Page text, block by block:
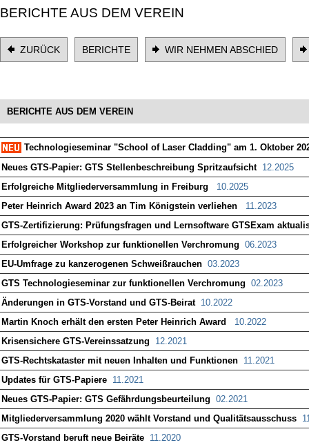
BERICHTE AUS DEM VEREIN
ZURÜCK BERICHTE WIR NEHMEN ABSCHIED
BERICHTE AUS DEM VEREIN
Technologieseminar "School of Laser Cladding" am 1. Oktober
Neues GTS-Papier: GTS Stellenbeschreibung Spritzaufsicht 12.2025
Erfolgreiche Mitgliederversammlung in Freiburg
10.2025
Peter Heinrich Award 2023 an Tim Königstein verliehen
11.2023
GTS-Zertifizierung: Prüfungsfragen und Lernsoftware GTSExam
Erfolgreicher Workshop zur funktionellen Verchromung 06.2023
EU-Umfrage zu kanzerogenen Schweißrauchen 03.2023
GTS Technologieseminar zur funktionellen Verchromung 02.2023
Änderungen in GTS-Vorstand und GTS-Beirat 10.2022
Martin Knoch erhält den ersten Peter Heinrich Award
10.2022
Krisensichere GTS-Vereinssatzung
12.2021
GTS-Rechtskataster mit neuen Inhalten und Funktionen 11.2021
Updates für GTS-Papiere 11.2021
Neues GTS-Papier: GTS Gefährdungsbeurteilung 02.2021
Mitgliederversammlung 2020 wählt Vorstand und Qualitätsausschuss
GTS-Vorstand beruft neue Beiräte 11.2020